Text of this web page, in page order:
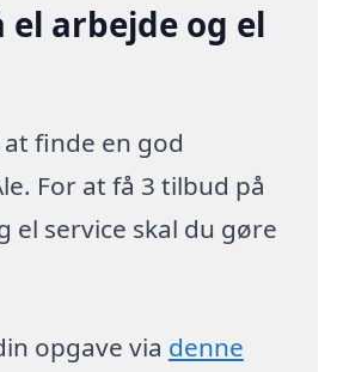
arbejde og el
finde en god
For at få 3 tilbud på
el service skal du gøre
opgave via denne